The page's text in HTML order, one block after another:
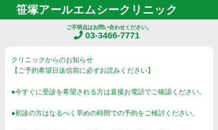
笹塚アールエムシークリニック
ご不明点はお問い合わせください。
03-3466-7771
クリニックからのお知らせ
【ご予約希望日送信前に必ずお読みください】
●今すぐに受診を希望される方は直接お電話でご確認ください。
●初診の方はなるべく早めの時間での予約をご検討ください。